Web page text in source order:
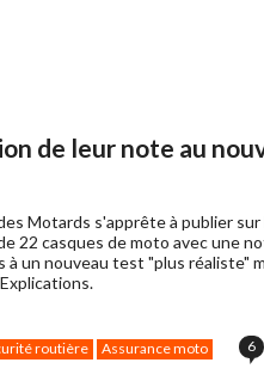
de leur note au
Motards s'apprête à publier
22 casques de moto avec une
un nouveau test "plus réaliste"
routière Assurance moto 6